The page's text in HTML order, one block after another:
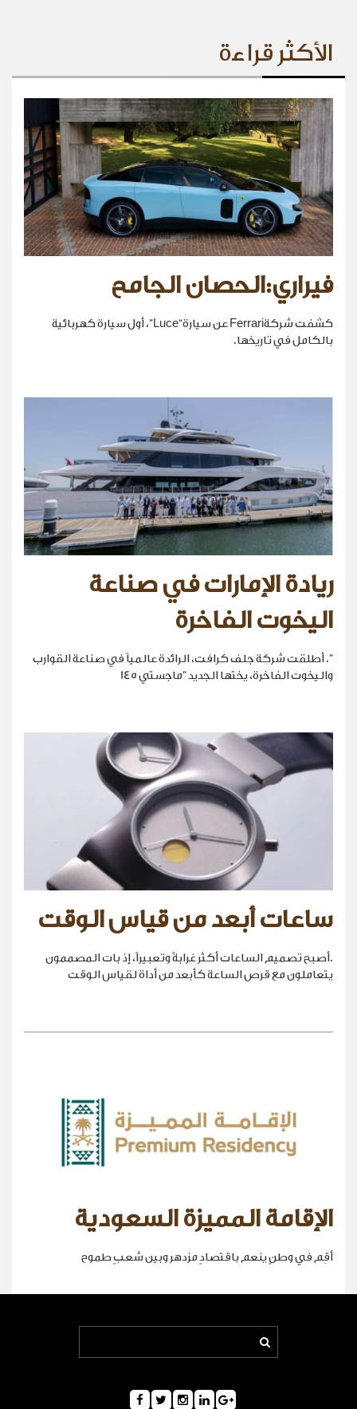
الأكثر قراءة
فيراري:الحصان الجامح
كشفت شركةFerrari عن سيارة“Luce”، أول سيارة كهربائية
بالكامل في تاريخها.
ريادة الإمارات في صناعة
اليخوت الفاخرة
". أطلقت شركة جلف كرافت، الرائدة عالمياً في صناعة القوارب
واليخوت الفاخرة، يختها الجديد "ماجستي 145
ساعات أبعد من قياس الوقت
.أصبح تصميم الساعات أكثر غرابةً وتعبيراً، إذ بات المصممون
يتعاملون مع قرص الساعة كأبعد من أداة لقياس الوقت
الإقامة المميزة السعودية
أقِم في وطنٍ ينعم باقتصادٍ مزدهر وبين شعبٍ طموح